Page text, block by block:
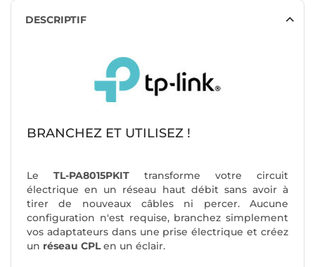
DESCRIPTIF
BRANCHEZ ET UTILISEZ !
Le TL-PA8015PKIT transforme votre circuit
électrique en un réseau haut débit sans avoir à
tirer de nouveaux câbles ni percer. Aucune
configuration n'est requise, branchez simplement
vos adaptateurs dans une prise électrique et créez
un réseau CPLen un éclair.